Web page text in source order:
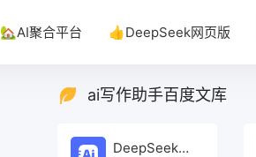
🏡AI聚合平台 👍DeepSeek网页版
ai写作助手百度文库
DeepSeek网页版